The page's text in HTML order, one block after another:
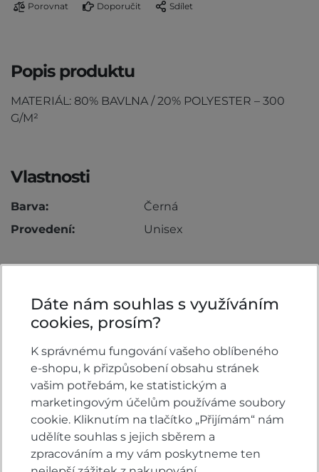
Porovnat Doporučit Sdílet
Popis produktu
MATERIÁL: 80% BAVLNA / 20% POLYESTER – 300
G/M²
Vlastnosti
Barva:
Černá
Provedení:
Unisex
Komentáře k produktu (0)
Máte otázky k produktu: Mikina Honda Sunset?
Zeptejte se.
ZEPTAT SE V DISKUSI
Dáte nám souhlas s využíváním
cookies, prosím?
K správnému fungování vašeho oblíbeného
e-shopu, k přizpůsobení obsahu stránek
vašim potřebám, ke statistickým a
marketingovým účelům používáme soubory
cookie. Kliknutím na tlačítko „Přijímám“ nám
udělíte souhlas s jejich sběrem a
zpracováním a my vám poskytneme ten